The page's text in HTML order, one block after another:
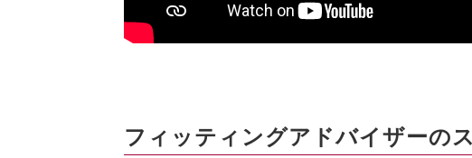
フィッティングアドバイザーの